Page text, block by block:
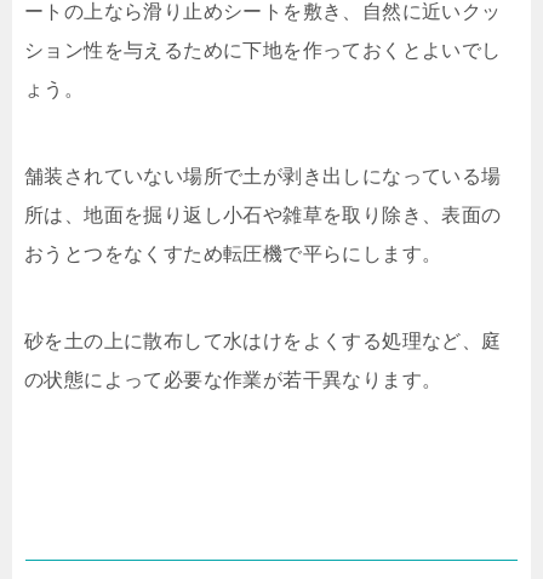
ートの上なら滑り止めシートを敷き、自然に近いクッ
ション性を与えるために下地を作っておくとよいでし
ょう。
舗装されていない場所で土が剥き出しになっている場
所は、地面を掘り返し小石や雑草を取り除き、表面の
おうとつをなくすため転圧機で平らにします。
砂を土の上に散布して水はけをよくする処理など、庭
の状態によって必要な作業が若干異なります。